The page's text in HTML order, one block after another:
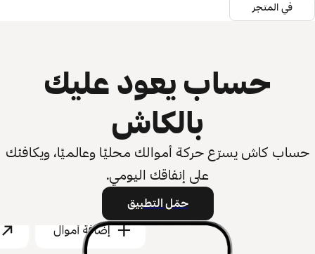
في المتجر
حساب يعود عليك
بالكاش
حساب كاش يسرّع حركة أموالك محليًا وعالميًا، ويكافئك
على إنفاقك اليومي.
حمّل التطبيق